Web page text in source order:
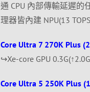
通 CPU 內部傳輸延遲的
理器皆內建 NPU(13
Core Ultra 7 270K Plus
↪Xe-core GPU
Core Ultra 5 250K Plus